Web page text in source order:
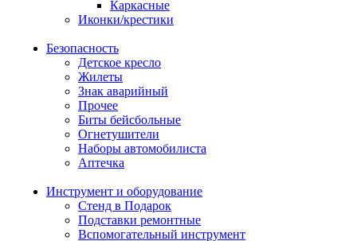
Каркасные
Иконки/крестики
Безопасность
Детское кресло
Жилеты
Знак аварийный
Прочее
Биты бейсбольные
Огнетушители
Наборы автомобилиста
Аптечка
Инструмент и оборудование
Стенд в Подарок
Подставки ремонтные
Вспомогательный инструмент